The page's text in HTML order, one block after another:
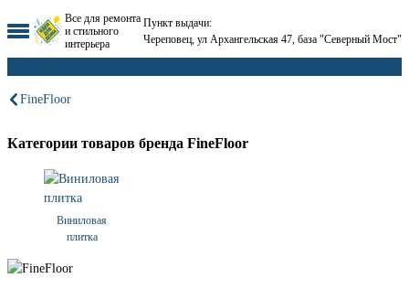
Все для ремонта
и стильного
интерьера
Пункт выдачи:
Череповец, ул Архангельская 47, база "Северный Мост"
FineFloor
Категории товаров бренда FineFloor
Виниловая
плитка